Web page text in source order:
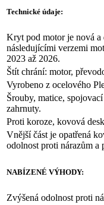
Technické údaje:
Kryt pod motor je nová a
následujícími verzemi
2023 až 2026.
Štít chrání: motor,
Vyrobeno z ocelového
Šrouby, matice,
zahrnuty.
Proti koroze, kovová
Vnější část je opatřená
odolnost proti nárazům a
NABÍZENÉ VÝHODY:
Zvýšená odolnost proti